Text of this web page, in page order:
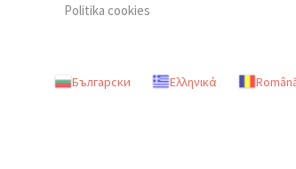
Politika cookies
Български Ελληνικά